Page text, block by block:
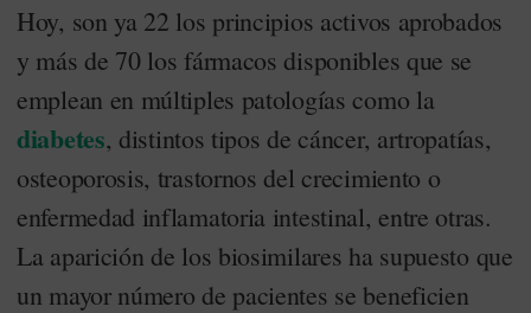
Hoy, son ya 22 los principios activos aprobados
y más de 70 los fármacos disponibles que se
emplean en múltiples patologías como la
diabetes, distintos tipos de cáncer, artropatías,
osteoporosis, trastornos del crecimiento o
enfermedad inflamatoria intestinal, entre otras.
La aparición de los biosimilares ha supuesto que
un mayor número de pacientes se beneficien